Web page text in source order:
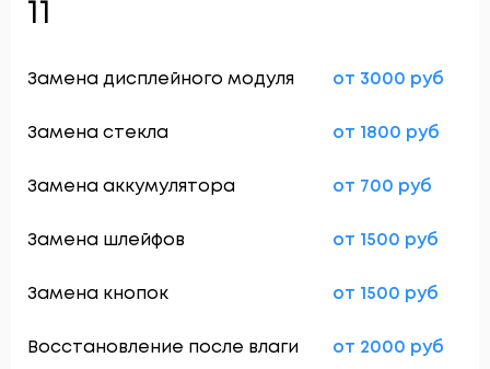
11
Замена дисплейного модуля от 3000 руб
Замена стекла от 1800 руб
Замена аккумулятора от 700 руб
Замена шлейфов от 1500 руб
Замена кнопок от 1500 руб
Восстановление после влаги от 2000 руб